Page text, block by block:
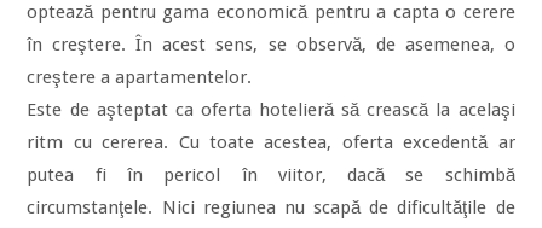
optează pentru gama economică pentru a capta o cerere
în creştere. În acest sens, se observă, de asemenea, o
creştere a apartamentelor.
Este de aşteptat ca oferta hotelieră să crească la acelaşi
ritm cu cererea. Cu toate acestea, oferta excedentă ar
putea fi în pericol în viitor, dacă se schimbă
circumstanţele. Nici regiunea nu scapă de dificultăţile de